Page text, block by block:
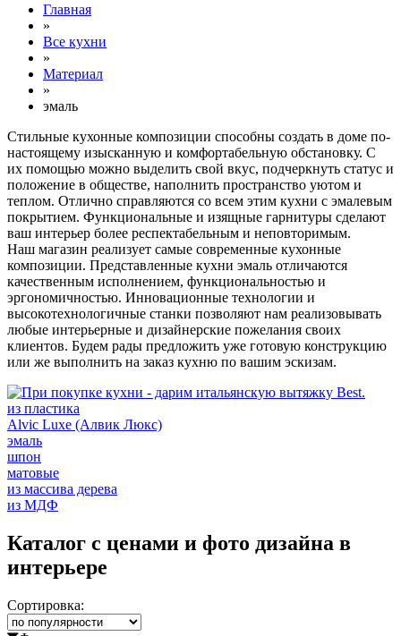
Главная
»
Все кухни
»
Материал
»
эмаль
Стильные кухонные композиции способны создать в доме по-
настоящему изысканную и комфортабельную обстановку. С
их помощью можно выделить свой вкус, подчеркнуть статус и
положение в обществе, наполнить пространство уютом и
теплом. Отлично справляются со всем этим кухни с эмалевым
покрытием. Функциональные и изящные гарнитуры сделают
ваш интерьер более респектабельным и неповторимым.
Наш магазин реализует самые современные кухонные
композиции. Представленные кухни эмаль отличаются
качественным исполнением, функциональностью и
эргономичностью. Инновационные технологии и
высокотехнологичные станки позволяют нам реализовывать
любые интерьерные и дизайнерские пожелания своих
клиентов. Будем рады предложить уже готовую конструкцию
или же выполнить на заказ кухню по вашим эскизам.
из пластика
Alvic Luxe (Алвик Люкс)
эмаль
шпон
матовые
из массива дерева
из МДФ
Каталог с ценами и фото дизайна в
интерьере
Сортировка: